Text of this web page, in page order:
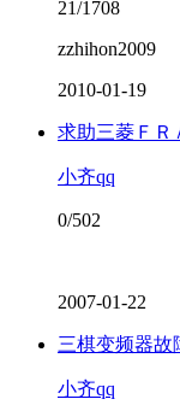
21/1708
zzhihon2009
2010-01-19
求助三菱ＦＲ
小齐qq
0/502
2007-01-22
三棋变频器故
小齐qq